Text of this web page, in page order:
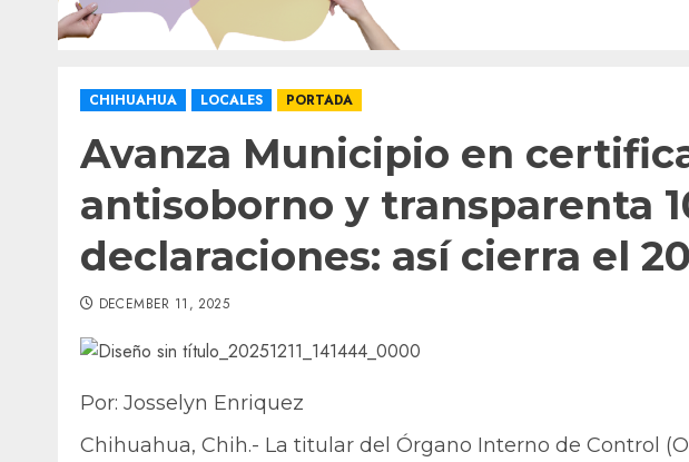
CHIHUAHUA LOCALES PORTADA
Avanza Municipio en
antisoborno y transparenta
declaraciones: así cierra el
DECEMBER 11, 2025
Por: Josselyn Enriquez
Chihuahua, Chih.- La titular del Órgano Interno de Control